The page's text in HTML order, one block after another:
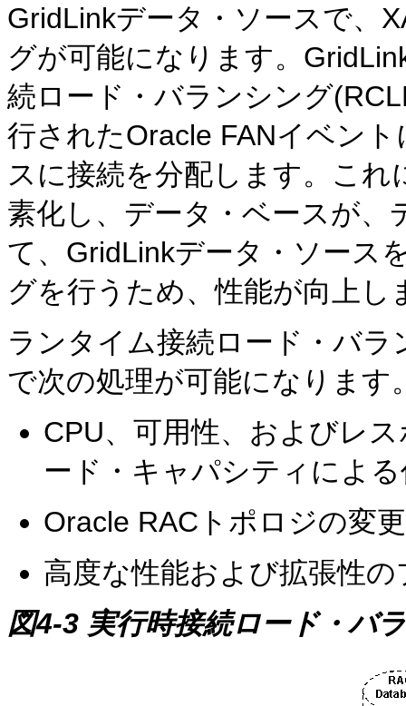
GridLinkデータ・ソースで、
グが可能になります。
続ロード・バランシング
行されたOracle FANイベン
スに接続を分配します。こ
素化し、データ・ベースが
て、GridLinkデータ・ソース
グを行うため、性能が向上し
ランタイム接続ロード・バ
で次の処理が可能になります
CPU、可用性、およびレ
ード・キャパシティによ
Oracle RACトポロジの変
高度な性能および拡張性
図4-3 実行時接続ロード・バ